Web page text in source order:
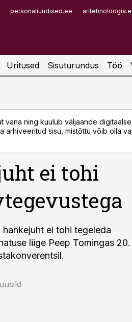
personaliuudised.ee
Üritused Sisuturundus Töö
vana ning kuulub väljaande
arhiveeritud sisu, mistõttu võib olla
ei tohi
ei tohi tegeleda
liige Peep Tomingas 20.